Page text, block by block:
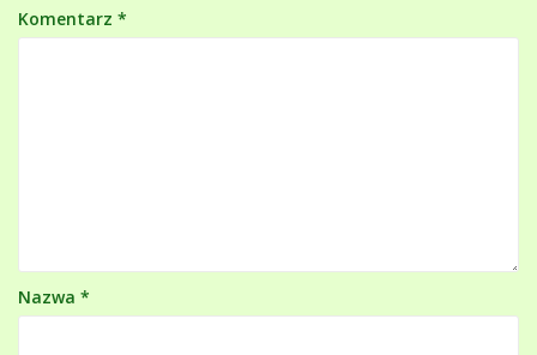
Komentarz *
Nazwa *